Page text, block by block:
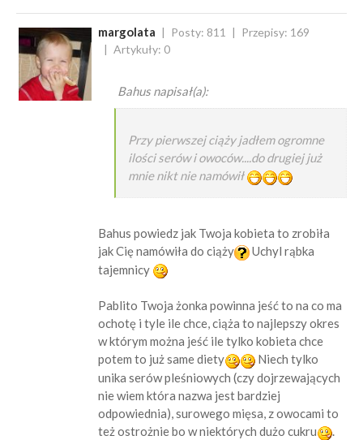
margolata Posty: 811
Przepisy: 169
Artykuły: 0
Bahus napisał(a):
Przy pierwszej ciąży jadłem ogromne
ilości serów i owoców....do drugiej już
mnie nikt nie namówił
Bahus powiedz jak Twoja kobieta to zrobiła
jak Cię namówiła do ciąży
Uchyl rąbka
tajemnicy
Pablito Twoja żonka powinna jeść to na co ma
ochotę i tyle ile chce, ciąża to najlepszy okres
w którym można jeść ile tylko kobieta chce
potem to już same diety
Niech tylko
unika serów pleśniowych (czy dojrzewających
nie wiem która nazwa jest bardziej
odpowiednia), surowego mięsa, z owocami to
też ostrożnie bo w niektórych dużo cukru
.